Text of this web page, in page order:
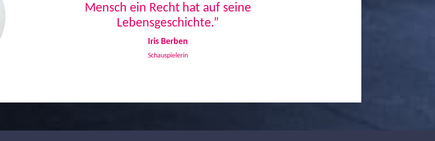
Mensch ein Recht hat auf seine
Lebensgeschichte.”
Iris Berben
Schauspielerin